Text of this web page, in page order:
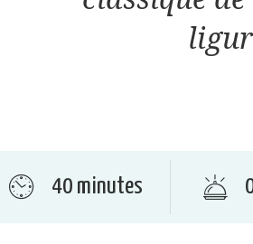
40 minutes